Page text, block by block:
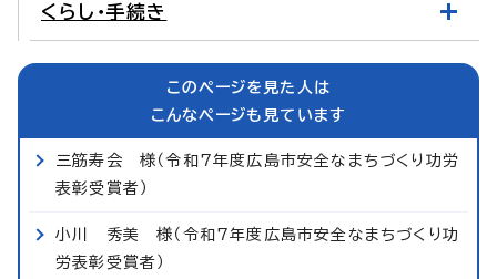
くらし・手続き
このページを見た人は
こんなページも見ています
三筋寿会 様（令和7年度広島市安全なまちづくり功労
表彰受賞者）
小川 秀美 様（令和7年度広島市安全なまちづくり功
労表彰受賞者）